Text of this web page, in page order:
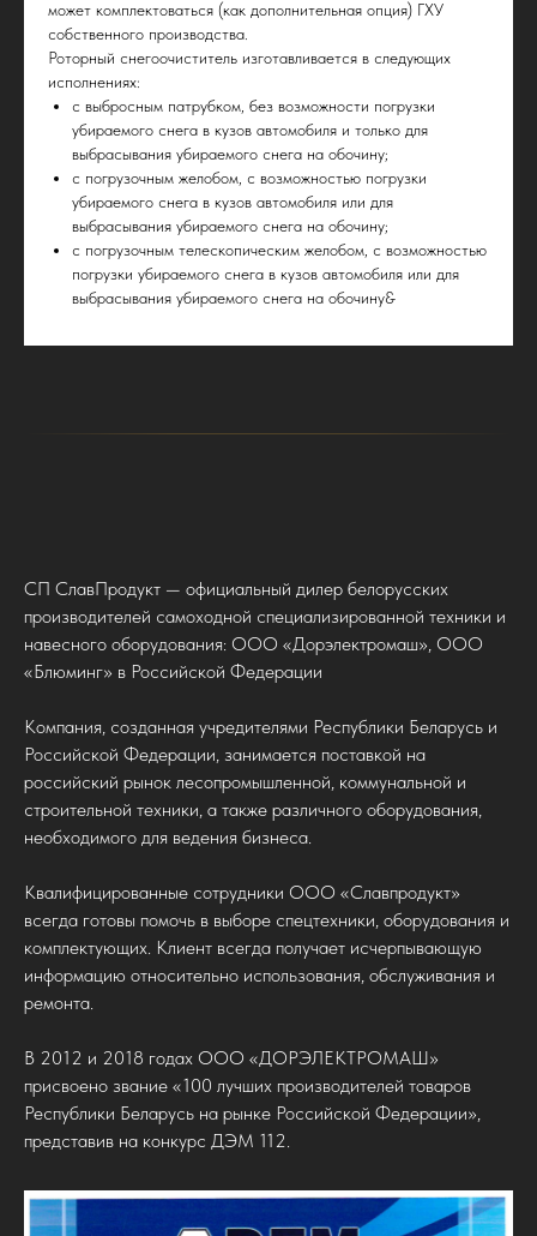
может комплектоваться (как дополнительная опция) ГХУ
собственного производства.
Роторный снегоочиститель изготавливается в следующих
исполнениях:
с выбросным патрубком, без возможности погрузки
убираемого снега в кузов автомобиля и только для
выбрасывания убираемого снега на обочину;
с погрузочным желобом, с возможностью погрузки
убираемого снега в кузов автомобиля или для
выбрасывания убираемого снега на обочину;
с погрузочным телескопическим желобом, с возможностью
погрузки убираемого снега в кузов автомобиля или для
выбрасывания убираемого снега на обочину&
СП СлавПродукт — официальный дилер белорусских
производителей самоходной специализированной техники и
навесного оборудования: ООО «Дорэлектромаш», ООО
«Блюминг» в Российской Федерации
Компания, созданная учредителями Республики Беларусь и
Российской Федерации, занимается поставкой на
российский рынок лесопромышленной, коммунальной и
строительной техники, а также различного оборудования,
необходимого для ведения бизнеса.
Квалифицированные сотрудники ООО «Славпродукт»
всегда готовы помочь в выборе спецтехники, оборудования и
комплектующих. Клиент всегда получает исчерпывающую
информацию относительно использования, обслуживания и
ремонта.
В 2012 и 2018 годах ООО «ДОРЭЛЕКТРОМАШ»
присвоено звание «100 лучших производителей товаров
Республики Беларусь на рынке Российской Федерации»,
представив на конкурс ДЭМ 112.